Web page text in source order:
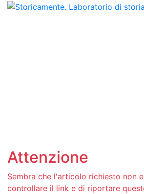
Attenzione
Sembra che l'articolo richiesto non
controllare il link e di riportare